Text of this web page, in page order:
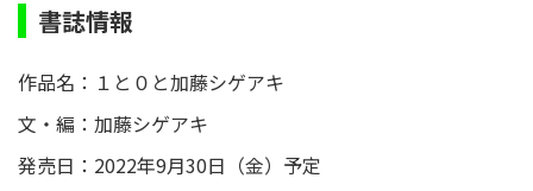
書誌情報
作品名：１と０と加藤シゲアキ
文・編：加藤シゲアキ
発売日：2022年9月30日（金）予定